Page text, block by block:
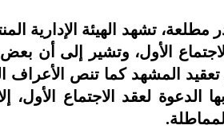
تشهد الهيئة الإدارية
الأول، وتشير إلى أن
المشهد كما تنص الأعراف
الدعوة لعقد الاجتماع